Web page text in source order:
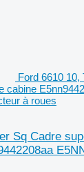
Ford 6610 10,
cabine
à roues
Sq Cadre